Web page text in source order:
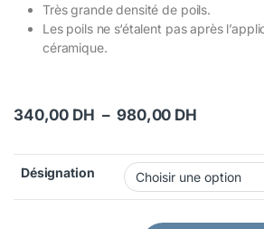
Très grande densité de poils.
Les poils ne s‘étalent pas après
céramique.
340,00 DH – 980,00 DHPlage
Désignation